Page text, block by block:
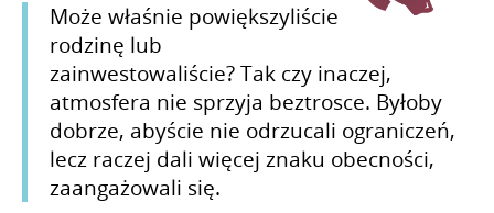
Może właśnie powiększyliście
rodzinę lub
zainwestowaliście? Tak czy inaczej,
atmosfera nie sprzyja beztrosce. Byłoby
dobrze, abyście nie odrzucali ograniczeń,
lecz raczej dali więcej znaku obecności,
zaangażowali się.